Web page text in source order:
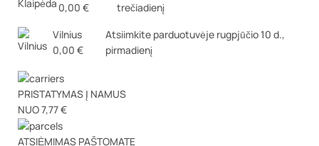
0,00 €
trečiadienį
Vilnius
0,00 €
Atsiimkite parduotuvėje rugpjūčio 10 d.,
pirmadienį
PRISTATYMAS Į NAMUS
NUO 7,77 €
ATSIĖMIMAS PAŠTOMATE